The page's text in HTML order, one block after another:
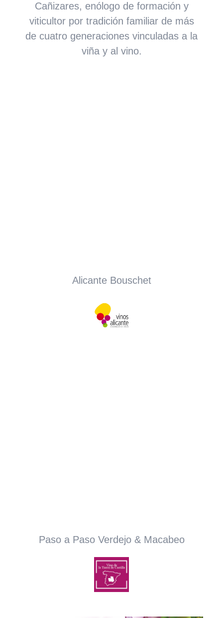
Cañizares, enólogo de formación y
viticultor por tradición familiar de más
de cuatro generaciones vinculadas a la
viña y al vino.
Alicante Bouschet
Paso a Paso Verdejo & Macabeo